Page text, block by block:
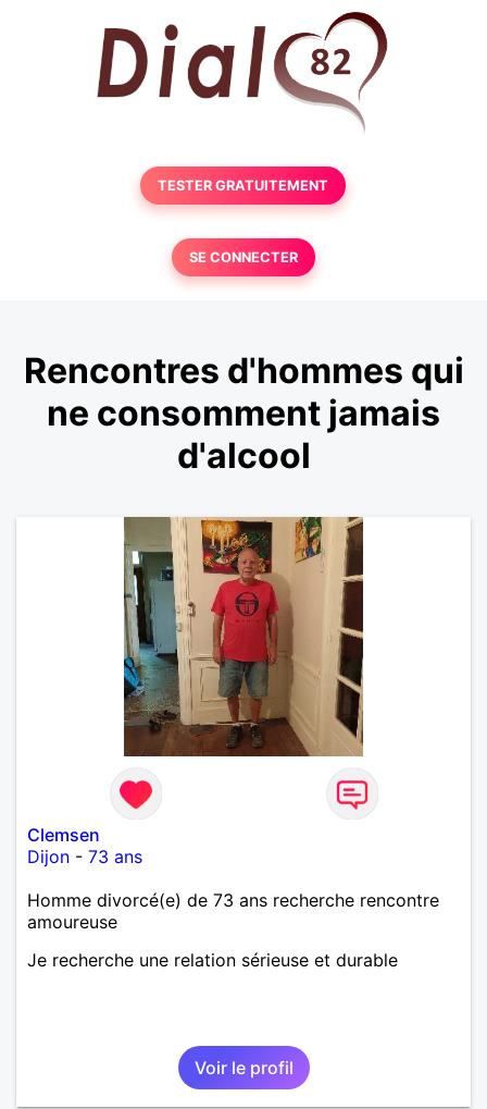
TESTER GRATUITEMENT
SE CONNECTER
Rencontres d'hommes qui
ne consomment jamais
d'alcool
Clemsen
Dijon - 73 ans
Homme divorcé(e) de 73 ans recherche rencontre
amoureuse
Je recherche une relation sérieuse et durable
Voir le profil